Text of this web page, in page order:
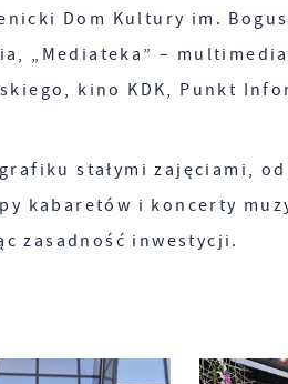
Dom Kultury im.
„Mediateka” –
kino KDK, Punkt
stałymi zajęciami,
kabaretów i koncerty
zasadność inwestycji.